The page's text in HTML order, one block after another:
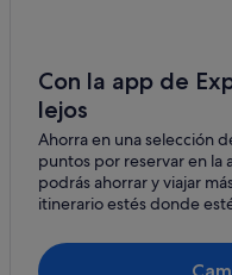
Hoteles de 4 estrellas
Manhattan hoteles
Brooklyn Heights
Hoteles cerca de Le
Hoteles con spa en
Hoteles cerca de
Con la app de
lejos
Ahorra en una selección
puntos por reservar en la
podrás ahorrar y viajar
itinerario estés donde